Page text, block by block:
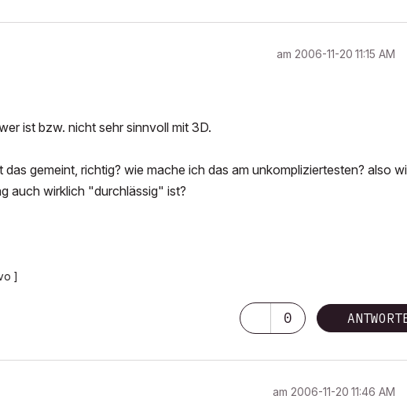
am ‎2006-11-20 11:15 AM
ist bzw. nicht sehr sinnvoll mit 3D.
gemeint, richtig? wie mache ich das am unkompliziertesten? also
auch wirklich "durchlässig" ist?
]
0
am ‎2006-11-20 11:46 AM